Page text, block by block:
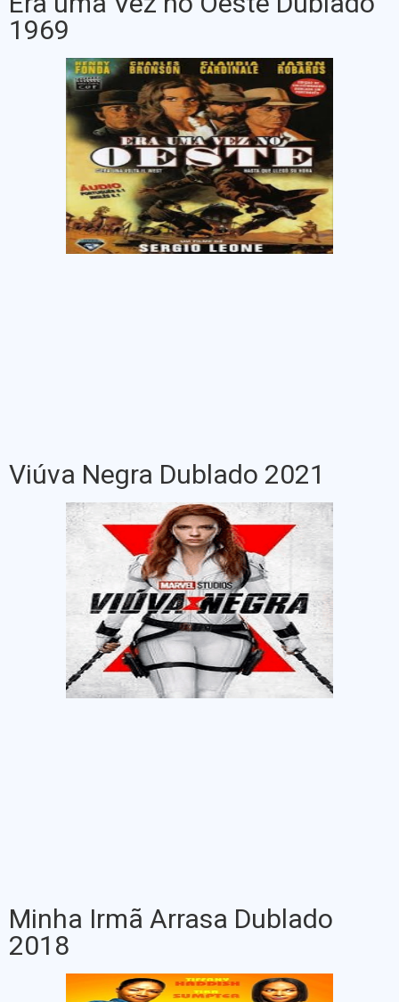
1969
Viúva Negra Dublado 2021
Minha Irmã Arrasa Dublado
2018